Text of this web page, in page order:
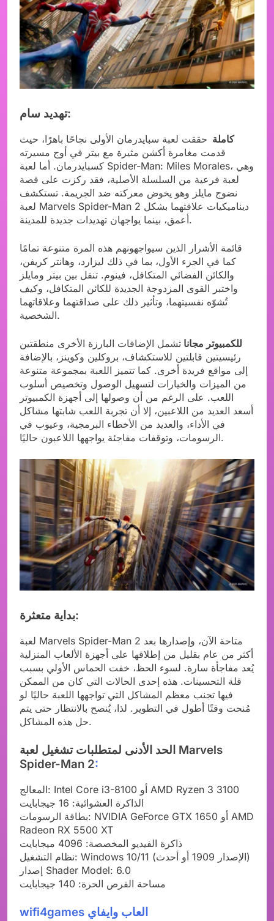
تهديد سام:
كاملة حققت لعبة سبايدرمان الأولى نجاحًا باهرًا، حيث
قدمت مغامرة أكشن مثيرة مع بيتر في أوج مسيرته
كسبايدرمان. أما لعبة Spider-Man: Miles Morales، وهي
لعبة فرعية من السلسلة الأصلية، فقد ركزت على قصة
نضوج مايلز وهو يخوض معركته ضد الجريمة. تستكشف
لعبة Marvels Spider-Man 2 ديناميكيات علاقتهما بشكل
أعمق، بينما يواجهان تهديدات جديدة للمدينة.
قائمة الأشرار الذين سيواجهونهم هذه المرة متنوعة تمامًا
كما في الجزء الأول، بما في ذلك ليزارد، وهانتر كريفن،
والكائن الفضائي المتكافل، فينوم. تنقل بين بيتر ومايلز
واختبر القوى المزدوجة الجديدة للكائن المتكافل، وكيف
تُشوّه نفسيتهما، وتأثير ذلك على صداقتهما وعلاقاتهما
الشخصية.
للكمبيوتر مجانا تشمل الإضافات البارزة الأخرى منطقتين
رئيسيتين قابلتين للاستكشاف، بروكلين وكوينز، بالإضافة
إلى مواقع فريدة أخرى. كما تتميز اللعبة بمجموعة متنوعة
من الميزات والخيارات لتسهيل الوصول وتخصيص أسلوب
اللعب. على الرغم من أن وصولها إلى أجهزة الكمبيوتر
أسعد العديد من اللاعبين، إلا أن تجربة اللعب شابتها مشاكل
في الأداء، والعديد من الأخطاء البرمجية، وعيوب في
الرسومات، وتوقفات مفاجئة يواجهها اللاعبون حاليًا.
بداية متعثرة:
لعبة Marvels Spider-Man 2 متاحة الآن، وإصدارها بعد
أكثر من عام بقليل من إطلاقها على أجهزة الألعاب المنزلية
يُعد مفاجأة سارة. لسوء الحظ، خفت الحماس الأولي بسبب
قلة التحسينات. هذه إحدى الحالات التي كان من الممكن
فيها تجنب معظم المشاكل التي تواجهها اللعبة حاليًا لو
مُنحت وقتًا أطول في التطوير. لذا، يُنصح بالانتظار حتى يتم
حل هذه المشاكل.
الحد الأدنى لمتطلبات تشغيل لعبة Marvels
Spider-Man 2:
المعالج: Intel Core i3-8100 أو AMD Ryzen 3 3100
الذاكرة العشوائية: 16 جيجابايت
بطاقة الرسومات: NVIDIA GeForce GTX 1650 أو AMD
Radeon RX 5500 XT
ذاكرة الفيديو المخصصة: 4096 ميجابايت
نظام التشغيل: Windows 10/11 (الإصدار 1909 أو أحدث)
إصدار Shader Model: 6.0
مساحة القرص الحرة: 140 جيجابايت
wifi4games العاب وايفاي